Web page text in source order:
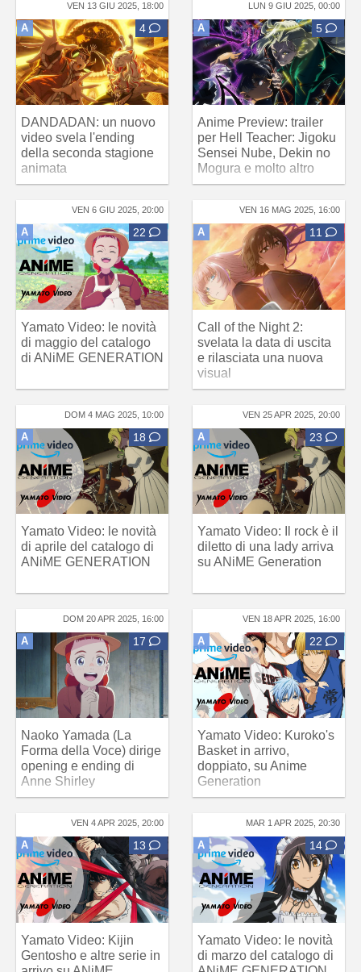
VEN 13 GIU 2025, 18:00
A 4
DANDADAN: un nuovo
video svela l'ending
della seconda stagione
animata
LUN 9 GIU 2025, 00:00
A 5
Anime Preview: trailer
per Hell Teacher: Jigoku
Sensei Nube, Dekin no
Mogura e molto altro
VEN 6 GIU 2025, 20:00
A 22
Yamato Video: le novità
di maggio del catalogo
di ANiME GENERATION
VEN 16 MAG 2025, 16:00
A 11
Call of the Night 2:
svelata la data di uscita
e rilasciata una nuova
visual
DOM 4 MAG 2025, 10:00
A 18
Yamato Video: le novità
di aprile del catalogo di
ANiME GENERATION
VEN 25 APR 2025, 20:00
A 23
Yamato Video: Il rock è il
diletto di una lady arriva
su ANiME Generation
DOM 20 APR 2025, 16:00
A 17
Naoko Yamada (La
Forma della Voce) dirige
opening e ending di
Anne Shirley
VEN 18 APR 2025, 16:00
A 22
Yamato Video: Kuroko's
Basket in arrivo,
doppiato, su Anime
Generation
VEN 4 APR 2025, 20:00
A 13
Yamato Video: Kijin
Gentosho e altre serie in
MAR 1 APR 2025, 20:30
A 14
Yamato Video: le novità
di marzo del catalogo di